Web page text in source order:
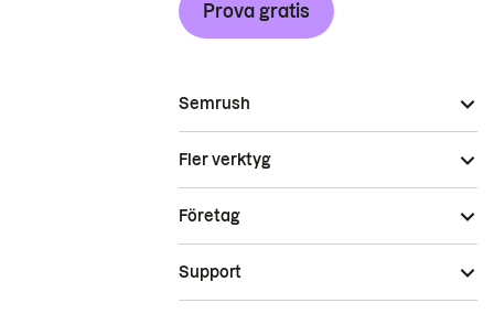
Prova gratis
Semrush
Fler verktyg
Företag
Support